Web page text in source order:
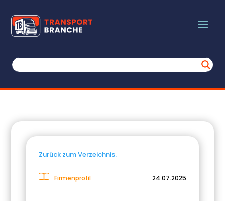
Zurück zum Verzeichnis.
Firmenprofil 24.07.2025